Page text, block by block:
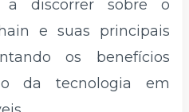
a discorrer sobre o
e suas principais
os benefícios
da tecnologia em